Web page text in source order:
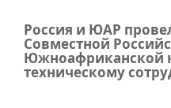
Россия и ЮАР
Совместной
Южноафриканской
техническому